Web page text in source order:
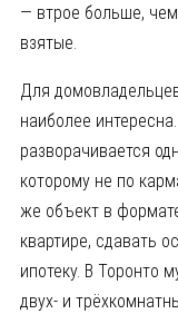
— втрое больше,
взятые.
Для
наиболее
разворачивается
которому не по
же объект в
квартире, сдавать
ипотеку. В Торонто
двух- и